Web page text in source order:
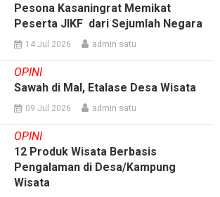
Pesona Kasaningrat Memikat
Peserta JIKF dari Sejumlah Negara
14 Jul 2026 admin satu
OPINI
Sawah di Mal, Etalase Desa Wisata
09 Jul 2026 admin satu
OPINI
12 Produk Wisata Berbasis
Pengalaman di Desa/Kampung
Wisata